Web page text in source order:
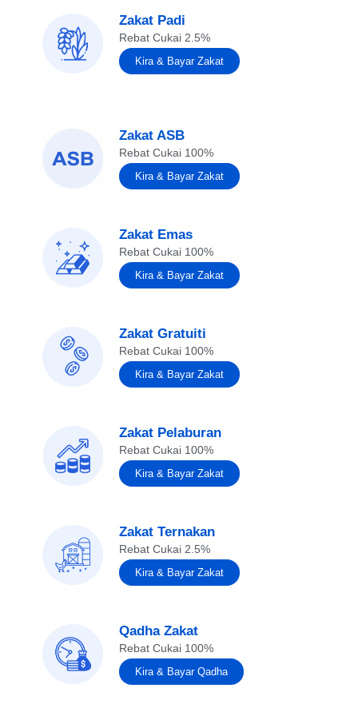
Zakat Padi
Rebat Cukai 2.5%
Kira & Bayar Zakat
Zakat ASB
Rebat Cukai 100%
Kira & Bayar Zakat
Zakat Emas
Rebat Cukai 100%
Kira & Bayar Zakat
Zakat Gratuiti
Rebat Cukai 100%
Kira & Bayar Zakat
Zakat Pelaburan
Rebat Cukai 100%
Kira & Bayar Zakat
Zakat Ternakan
Rebat Cukai 2.5%
Kira & Bayar Zakat
Qadha Zakat
Rebat Cukai 100%
Kira & Bayar Qadha